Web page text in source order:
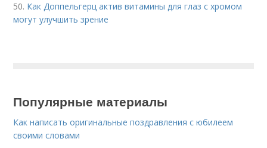
50. Как Доппельгерц актив витамины для глаз с хромом
могут улучшить зрение
Популярные материалы
Как написать оригинальные поздравления с юбилеем
своими словами